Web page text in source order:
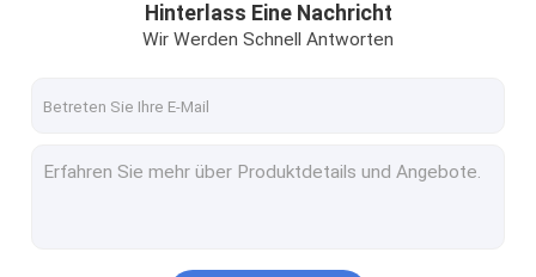
Chery Auto
Lixiang Elektroauto
Hinterlass Eine Nachricht
Wir Werden Schnell Antworten